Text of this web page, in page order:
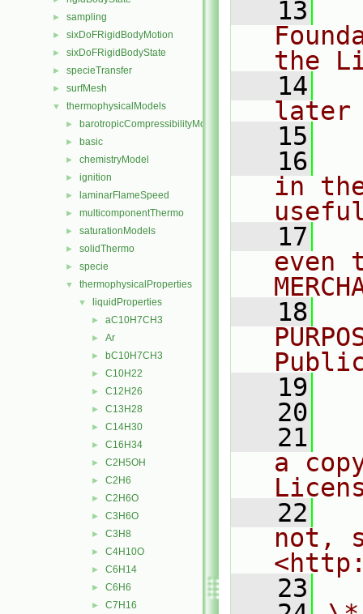
► sampling
► sixDoFRigidBodyMotion
► sixDoFRigidBodyState
► specieTransfer
► surfMesh
▼ thermophysicalModels
► barotropicCompressibilityModel
► basic
► chemistryModel
► ignition
► laminarFlameSpeed
► multicomponentThermo
► saturationModels
► solidThermo
► specie
▼ thermophysicalProperties
▼ liquidProperties
► aC10H7CH3
► Ar
► bC10H7CH3
► C10H22
► C12H26
► C13H28
► C14H30
► C16H34
► C2H5OH
► C2H6
► C2H6O
► C3H6O
► C3H8
► C4H10O
► C6H14
► C6H6
► C7H16
   13
the
   14
later
   15
   16
in
   17
even
   18
   19
   20
   21
a
   22
not,
   23